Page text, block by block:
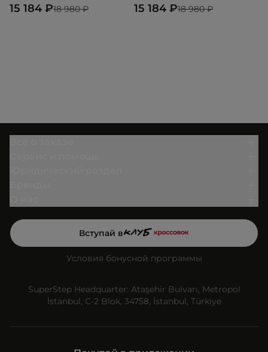
18 980 ₽
15 184 ₽ 18 980 ₽
15 184 ₽
Вступай в
Условия бонусной программы
SuperStep Headquarter: Ataşehir Bulvarı, Metropol
İstanbul, C-2 Blok, 34758, İstanbul, Türkiye